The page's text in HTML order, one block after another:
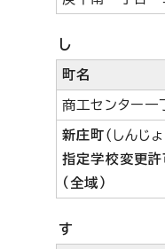
し
町名
商工センター一
新庄町 (しんじ
指定学校変更許
（全域）
す